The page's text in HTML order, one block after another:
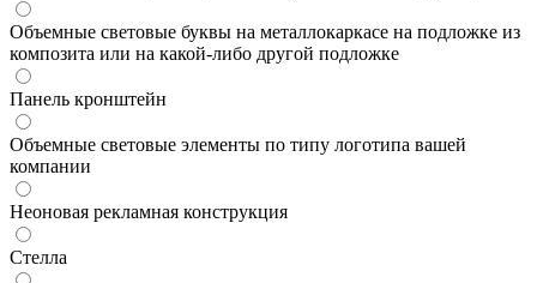
Объемные световые буквы на металлокаркасе на подложке из
композита или на какой-либо другой подложке
Панель кронштейн
Объемные световые элементы по типу логотипа вашей
компании
Неоновая рекламная конструкция
Стелла